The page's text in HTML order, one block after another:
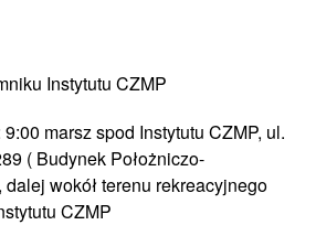
Instytutu CZMP
marsz spod Instytutu CZMP, ul.
( Budynek Położniczo-
wokół terenu rekreacyjnego
CZMP